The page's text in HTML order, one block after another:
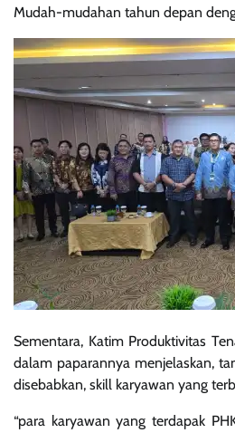
Mudah-mudahan tahun depan
Sementara, Katim Produktivitas
dalam paparannya menjelaskan,
disebabkan, skill karyawan yang
“para karyawan yang terdapak